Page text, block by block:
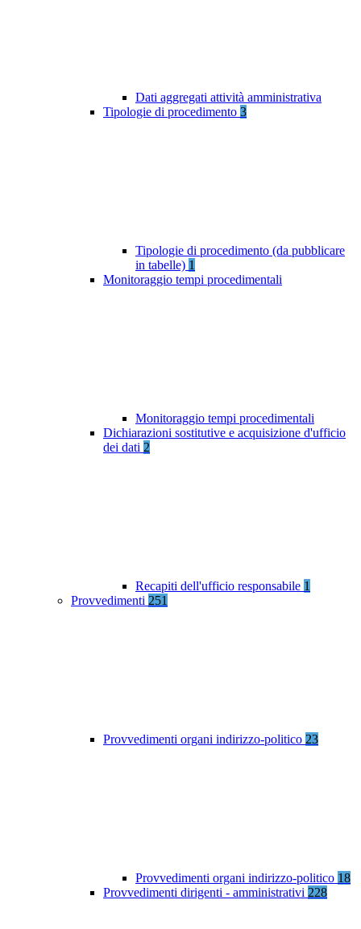
Dati aggregati attività amministrativa
Tipologie di procedimento 3
Tipologie di procedimento (da pubblicare
in tabelle) 1
Monitoraggio tempi procedimentali
Monitoraggio tempi procedimentali
Dichiarazioni sostitutive e acquisizione d'ufficio
dei dati 2
Recapiti dell'ufficio responsabile 1
Provvedimenti 251
Provvedimenti organi indirizzo-politico 23
Provvedimenti organi indirizzo-politico 18
Provvedimenti dirigenti - amministrativi 228